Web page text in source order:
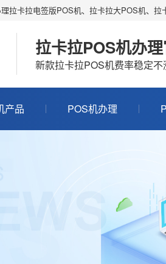
拉卡拉电签版POS机、拉卡拉大POS机、拉
拉卡拉POS机办
新款拉卡拉POS机费率稳定不
产品 POS机办理